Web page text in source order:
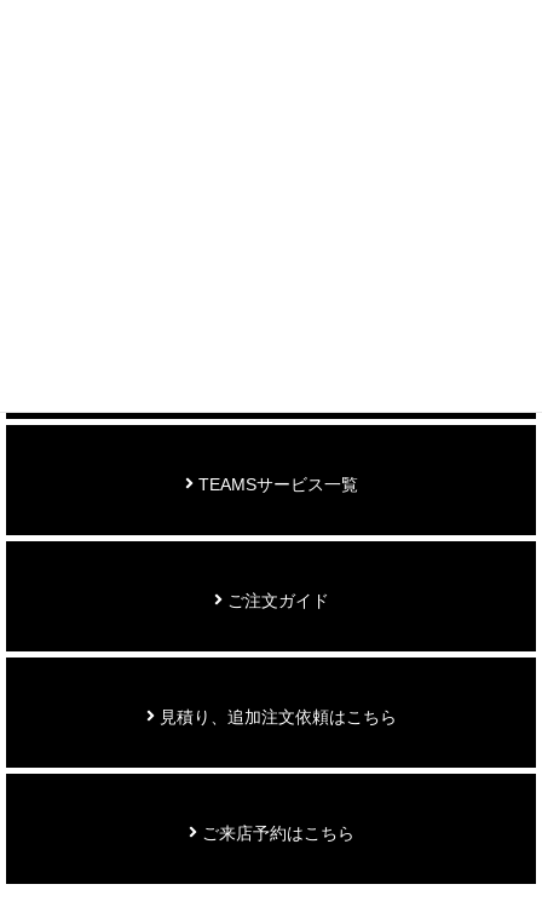
TEAMSサービス一覧
ご注文ガイド
見積り、追加注文依頼はこちら
ご来店予約はこちら